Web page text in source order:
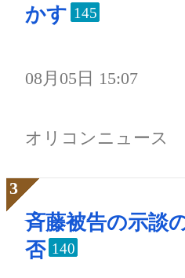
かす 145
08月05日 15:07
オリコンニュース
斉藤被告の示談
否 140